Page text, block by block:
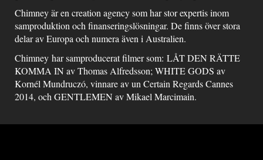
Chimney är en creation agency som har stor expertis inom
samproduktion och finanseringslösningar. De finns över stora
delar av Europa och numera även i Australien.
Chimney har samproducerat filmer som: LÅT DEN RÄTTE
KOMMA IN av Thomas Alfredsson; WHITE GODS av
Kornél Mundruczó, vinnare av un Certain Regards Cannes
2014, och GENTLEMEN av Mikael Marcimain.